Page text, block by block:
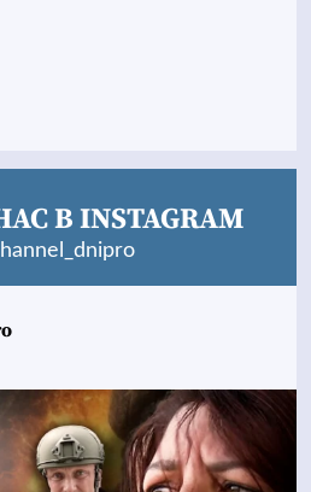
В INSTAGRAM